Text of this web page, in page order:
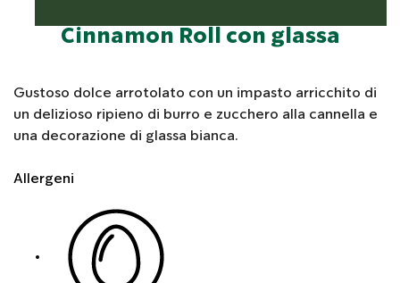
Cinnamon Roll con glassa
Gustoso dolce arrotolato con un impasto arricchito di
un delizioso ripieno di burro e zucchero alla cannella e
una decorazione di glassa bianca.
Allergeni